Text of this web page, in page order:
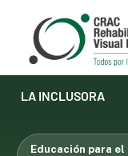
LA INCLUSORA
Educación para el